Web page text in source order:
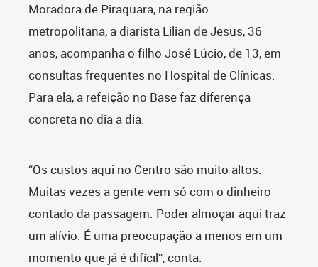
Moradora de Piraquara, na região
metropolitana, a diarista Lilian de Jesus, 36
anos, acompanha o filho José Lúcio, de 13, em
consultas frequentes no Hospital de Clínicas.
Para ela, a refeição no Base faz diferença
concreta no dia a dia.
“Os custos aqui no Centro são muito altos.
Muitas vezes a gente vem só com o dinheiro
contado da passagem. Poder almoçar aqui traz
um alívio. É uma preocupação a menos em um
momento que já é difícil”, conta.